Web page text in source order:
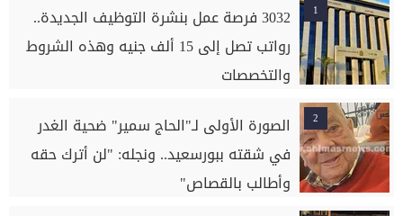
1
3032 فرصة عمل بنشرة التوظيف الجديدة..
رواتب تصل إلى 15 ألف جنيه وهذه الشروط
والتخصصات
2
الصورة الأولى لـ"الحاج سمير" ضحية الغدر
في شقته ببورسعيد.. ونجله: "لن أترك حقه
وأطالب بالقصاص"